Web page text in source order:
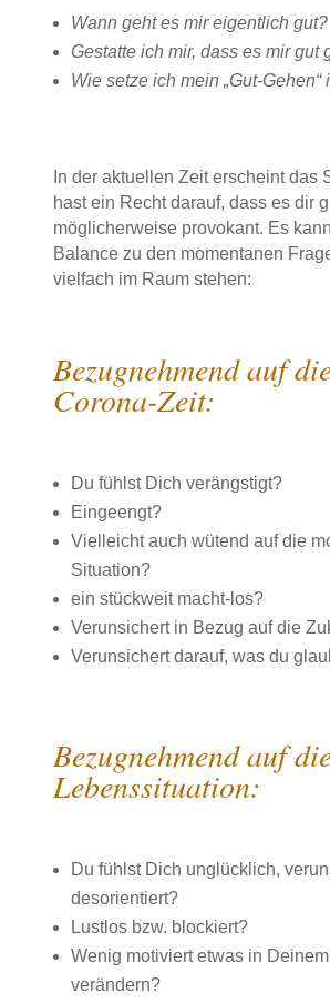
Wann geht es mir eigentlich gut?
Gestatte ich mir, dass es mir gut
Wie setze ich mein „Gut-Gehen“
In der aktuellen Zeit erscheint das
hast ein Recht darauf, dass es dir
möglicherweise provokant. Es
Balance zu den momentanen
vielfach im Raum stehen:
Bezugnehmend auf
Corona-Zeit:
Du fühlst Dich verängstigt?
Eingeengt?
Vielleicht auch wütend auf die
Situation?
ein stückweit macht-los?
Verunsichert in Bezug auf die
Verunsichert darauf, was du
Bezugnehmend auf
Lebenssituation:
Du fühlst Dich unglücklich,
desorientiert?
Lustlos bzw. blockiert?
Wenig motiviert etwas in
verändern?